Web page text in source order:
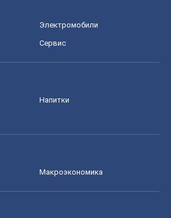
Электромобили
Сервис
Напитки
Mакроэкономика